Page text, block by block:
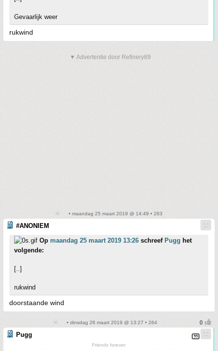
Gevaarlijk weer
rukwind
▼ Advertentie door Refinery89
• maandag 25 maart 2019 @ 14:49 • 263
#ANONIEM
Op maandag 25 maart 2019 13:26 schreef Pugg het
volgende:
[..]
rukwind
doorstaande wind
• dinsdag 26 maart 2019 @ 13:27 • 264
Pugg
Friends forever